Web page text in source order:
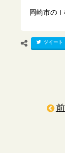
岡崎市の
ツイート